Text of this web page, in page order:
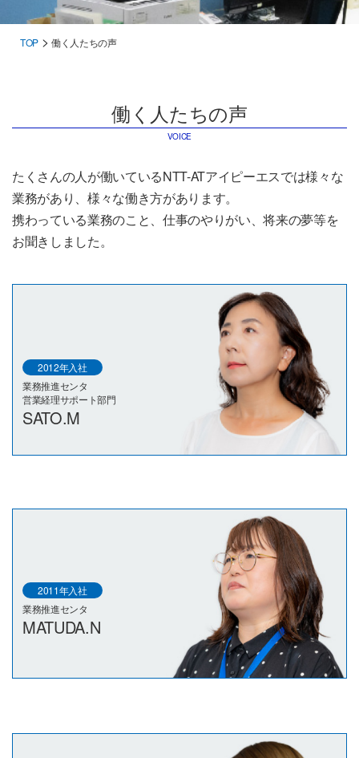
TOP > 働く人たちの声
働く人たちの声
VOICE
たくさんの人が働いているNTT-ATアイピーエスでは様々な
業務があり、様々な働き方があります。
携わっている業務のこと、仕事のやりがい、将来の夢等を
お聞きしました。
2012年入社
業務推進センタ
営業経理サポート部門
SATO.M
2011年入社
業務推進センタ
MATUDA.N